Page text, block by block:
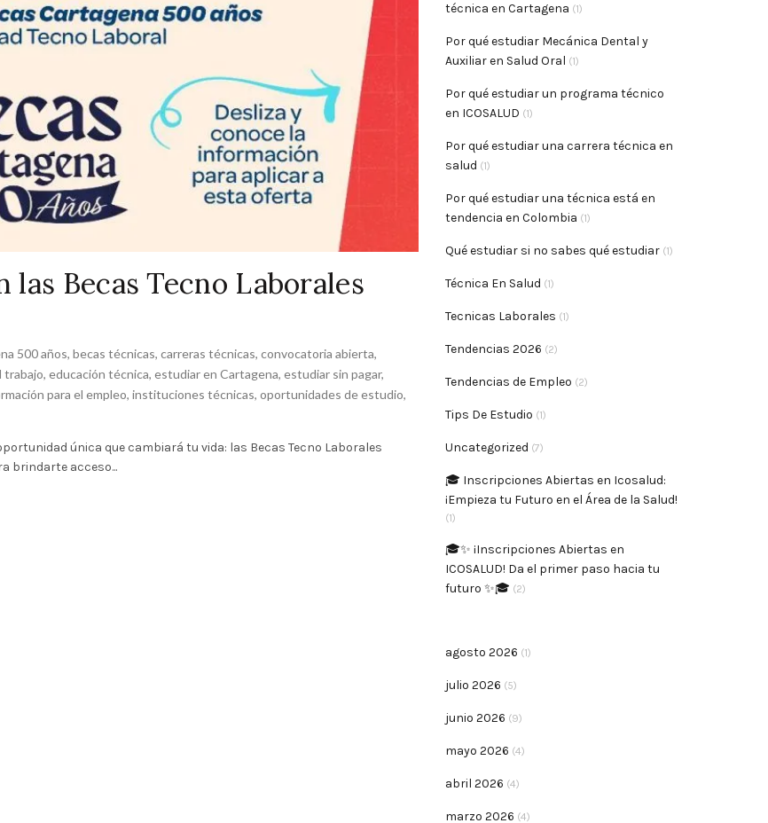
Becas Tecno Laborales
500 años, becas técnicas, carreras técnicas, convocatoria abierta,
trabajo, educación técnica, estudiar en Cartagena, estudiar sin pagar,
para el empleo, instituciones técnicas, oportunidades de estudio,
única que cambiará tu vida: las Becas Tecno Laborales
brindarte acceso...
técnica en Cartagena (1)
Por qué estudiar Mecánica Dental y
Auxiliar en Salud Oral (1)
Por qué estudiar un programa técnico
en ICOSALUD (1)
Por qué estudiar una carrera técnica en
salud (1)
Por qué estudiar una técnica está en
tendencia en Colombia (1)
Qué estudiar si no sabes qué estudiar(1)
Técnica En Salud (1)
Tecnicas Laborales (1)
Tendencias 2026 (2)
Tendencias de Empleo (2)
Tips De Estudio (1)
Uncategorized (7)
🎓 Inscripciones Abiertas en Icosalud:
¡Empieza tu Futuro en el Área de la Salud!
(1)
🎓✨ ¡Inscripciones Abiertas en
ICOSALUD! Da el primer paso hacia tu
futuro ✨🎓 (2)
agosto 2026 (1)
julio 2026 (5)
junio 2026 (9)
mayo 2026 (4)
abril 2026 (4)
marzo 2026 (4)